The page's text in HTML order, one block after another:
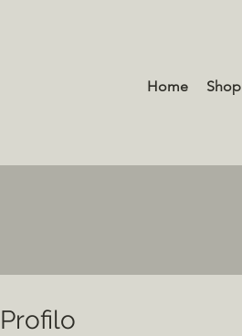
Home Shop
Profilo